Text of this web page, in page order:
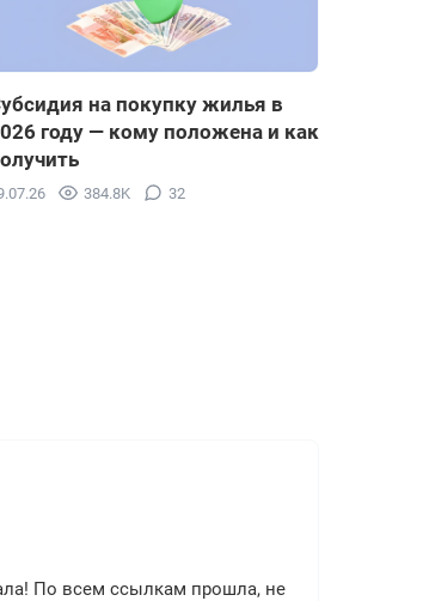
на покупку жилья в
году — кому положена и как
384.8K 32
По всем ссылкам прошла, не